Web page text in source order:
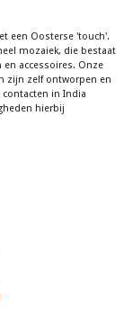
een Oosterse 'touch'.
mozaiek, die bestaat
accessoires. Onze
zijn zelf ontworpen en
in India
hierbij